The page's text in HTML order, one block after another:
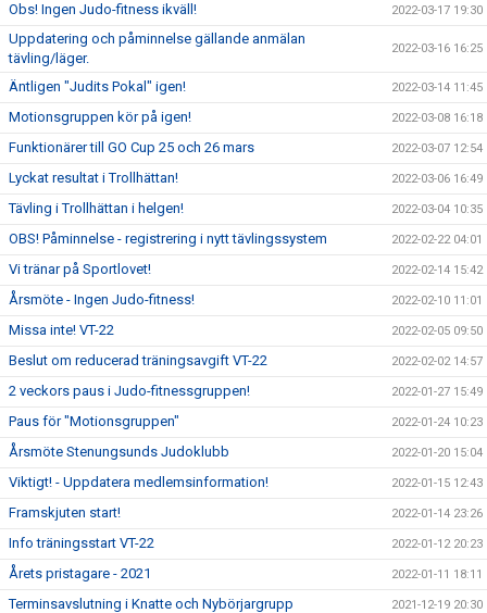
Obs! Ingen Judo-fitness ikväll! 2022-03-17 19:30
Uppdatering och påminnelse gällande anmälan
tävling/läger.
2022-03-16 16:25
Äntligen "Judits Pokal" igen! 2022-03-14 11:45
Motionsgruppen kör på igen! 2022-03-08 16:18
Funktionärer till GO Cup 25 och 26 mars 2022-03-07 12:54
Lyckat resultat i Trollhättan! 2022-03-06 16:49
Tävling i Trollhättan i helgen! 2022-03-04 10:35
OBS! Påminnelse - registrering i nytt tävlingssystem 2022-02-22 04:01
Vi tränar på Sportlovet! 2022-02-14 15:42
Årsmöte - Ingen Judo-fitness! 2022-02-10 11:01
Missa inte! VT-22 2022-02-05 09:50
Beslut om reducerad träningsavgift VT-22 2022-02-02 14:57
2 veckors paus i Judo-fitnessgruppen! 2022-01-27 15:49
Paus för "Motionsgruppen" 2022-01-24 10:23
Årsmöte Stenungsunds Judoklubb 2022-01-20 15:04
Viktigt! - Uppdatera medlemsinformation! 2022-01-15 12:43
Framskjuten start! 2022-01-14 23:26
Info träningsstart VT-22 2022-01-12 20:23
Årets pristagare - 2021 2022-01-11 18:11
Terminsavslutning i Knatte och Nybörjargrupp 2021-12-19 20:30